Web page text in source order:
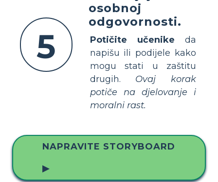
5
osobnoj
odgovornosti.
Potičite učenike da
napišu ili podijele kako
mogu stati u zaštitu
drugih. Ovaj korak
potiče na djelovanje i
moralni rast.
NAPRAVITE STORYBOARD
▶